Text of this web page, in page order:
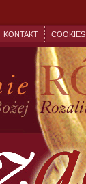
KONTAKT COOKIES